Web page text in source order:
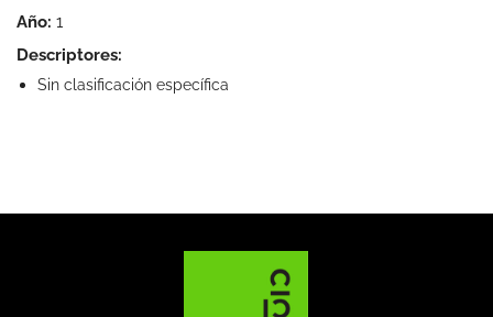
Año: 1
Descriptores:
Sin clasificación específica